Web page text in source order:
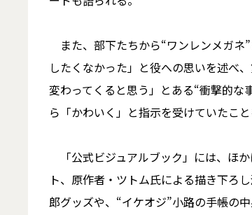
また、部下たちから“ワンレンメガネ
したくなかった」と役への思いを述べ
変わってくると思う」とある“衝撃的
ら「かわいく」と指示を受けていたこ
「公式ビジュアルブック」には、ほ
ト、原作者・ツトム氏による描き下ろ
郎グッズや、“イケオジ”小路の手帳の